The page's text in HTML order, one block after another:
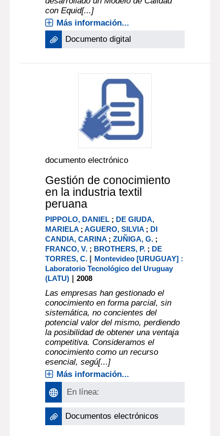
con Equid[...]
Más información...
Documento digital
documento electrónico
Gestión de conocimiento
en la industria textil
peruana
PIPPOLO, DANIEL ; DE GIUDA,
MARIELA ;AGUERO, SILVIA ; DI
CANDIA, CARINA ;ZUÑIGA, G. ;
FRANCO, V. ; BROTHERS, P. ; DE
TORRES, C. | Montevideo [URUGUAY] :
Laboratorio Tecnológico del Uruguay
(LATU) |2008
Las empresas han gestionado el
conocimiento en forma parcial, sin
sistemática, no concientes del
potencial valor del mismo, perdiendo
la posibilidad de obtener una ventaja
competitiva. Consideramos el
conocimiento como un recurso
esencial, segú[...]
Más información...
En línea:
Documentos electrónicos